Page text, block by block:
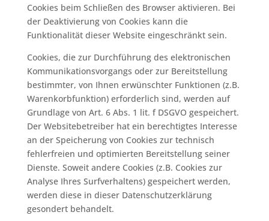
Cookies beim Schließen des Browser aktivieren. Bei
der Deaktivierung von Cookies kann die
Funktionalität dieser Website eingeschränkt sein.
Cookies, die zur Durchführung des elektronischen
Kommunikationsvorgangs oder zur Bereitstellung
bestimmter, von Ihnen erwünschter Funktionen (z.B.
Warenkorbfunktion) erforderlich sind, werden auf
Grundlage von Art. 6 Abs. 1 lit. f DSGVO gespeichert.
Der Websitebetreiber hat ein berechtigtes Interesse
an der Speicherung von Cookies zur technisch
fehlerfreien und optimierten Bereitstellung seiner
Dienste. Soweit andere Cookies (z.B. Cookies zur
Analyse Ihres Surfverhaltens) gespeichert werden,
werden diese in dieser Datenschutzerklärung
gesondert behandelt.